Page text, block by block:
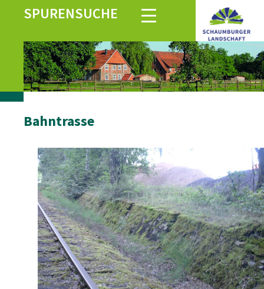
SPURENSUCHE
Bahntrasse